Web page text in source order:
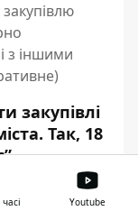
з іншими
закупівлі
Так, 18
у
Youtube